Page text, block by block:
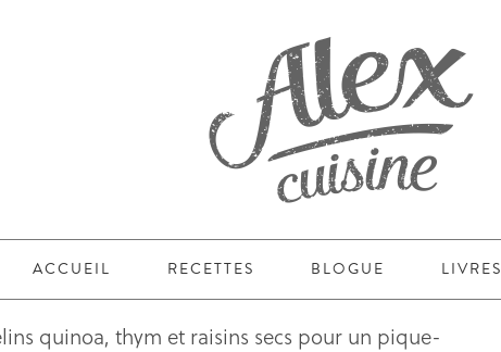
ACCUEIL RECETTES BLOGUE LIVRES
quinoa, thym et raisins secs pour un pique-